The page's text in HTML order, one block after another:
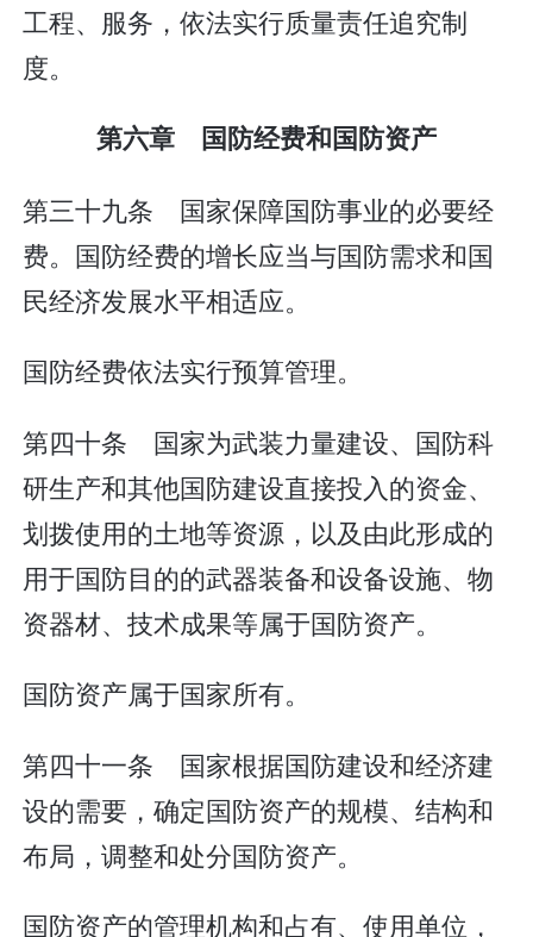
工程、服务，依法实行质量责任追究制
度。
第六章 国防经费和国防资产
第三十九条 国家保障国防事业的必要经
费。国防经费的增长应当与国防需求和国
民经济发展水平相适应。
国防经费依法实行预算管理。
第四十条 国家为武装力量建设、国防科
研生产和其他国防建设直接投入的资金、
划拨使用的土地等资源，以及由此形成的
用于国防目的的武器装备和设备设施、物
资器材、技术成果等属于国防资产。
国防资产属于国家所有。
第四十一条 国家根据国防建设和经济建
设的需要，确定国防资产的规模、结构和
布局，调整和处分国防资产。
国防资产的管理机构和占有、使用单位，